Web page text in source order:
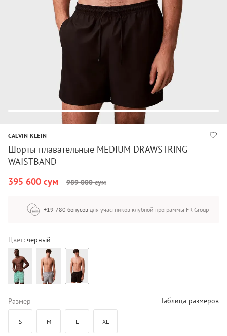
CALVIN KLEIN
Шорты плавательные MEDIUM DRAWSTRING
WAISTBAND
395 600 сум
989 000 сум
+19 780 бонусов для участников клубной программы FR Group
Цвет: черный
Размер Таблица размеров
S M L XL